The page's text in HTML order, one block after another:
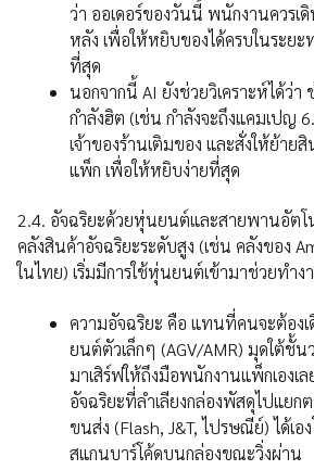
ว่า ออเดอร์ของวันนี้ พนักงานควร
หลัง เพื่อให้หยิบของได้ครบในระย
ที่สุด
นอกจากนี้ AI ยังช่วยวิเคราะห์ได้ว่
กำลังฮิต (เช่น กำลังจะถึงแคมเปญ
เจ้าของร้านเติมของ และสั่งให้ย้าย
แพ็ก เพื่อให้หยิบง่ายที่สุด
2.4. อัจฉริยะด้วยหุ่นยนต์และสายพานอัตโ
คลังสินค้าอัจฉริยะระดับสูง (เช่น คลังของ
ในไทย) เริ่มมีการใช้หุ่นยนต์เข้ามาช่วยทำง
ความอัจฉริยะ คือ แทนที่คนจะต้อง
ยนต์ตัวเล็กๆ (AGV/AMR) มุดใต้ชั้
มาเสิร์ฟให้ถึงมือพนักงานแพ็กเองเ
อัจฉริยะที่ลำเลียงกล่องพัสดุไปแย
ขนส่ง (Flash, J&T, ไปรษณีย์) ได้เอ
สแกนบาร์โค้ดบนกล่องขณะวิ่งผ่าน